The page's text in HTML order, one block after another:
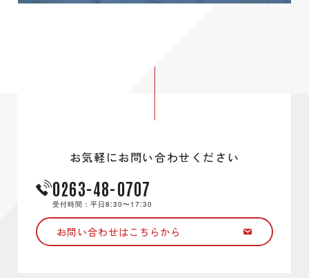
お気軽にお問い合わせください
0263-48-0707
受付時間：平日8:30〜17:30
お問い合わせはこちらから